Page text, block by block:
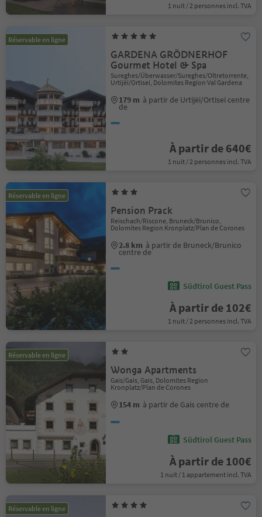
1 nuit / 2 personnes incl. TVA
Réservable en ligne
GARDENA GRÖDNERHOF
Gourmet Hotel & Spa
Sureghes/Überwasser/Sureghes/Oltretorrente,
Urtijëi/Ortisei, Dolomites Region Val Gardena
179 m à partir de Urtijëi/Ortisei centre
de
À partir de 640€
1 nuit / 2 personnes incl. TVA
Réservable en ligne
Pension Prack
Reischach/Riscone, Bruneck/Brunico,
Dolomites Region Kronplatz/Plan de Corones
2.8 km à partir de Bruneck/Brunico
centre de
Südtirol Guest Pass
À partir de 102€
1 nuit / 2 personnes incl. TVA
Réservable en ligne
Wonga Apartments
Gais/Gais, Gais, Dolomites Region
Kronplatz/Plan de Corones
154 m à partir de Gais centre de
Südtirol Guest Pass
À partir de 100€
1 nuit / 1 appartement incl. TVA
Réservable en ligne